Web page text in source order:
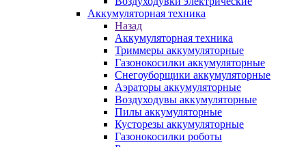
Аккумуляторная техника
Назад
Аккумуляторная техника
Триммеры аккумуляторные
Газонокосилки аккумуляторные
Снегоуборщики аккумуляторные
Аэраторы аккумуляторные
Воздуходувы аккумуляторные
Пилы аккумуляторные
Кусторезы аккумуляторные
Газонокосилки роботы